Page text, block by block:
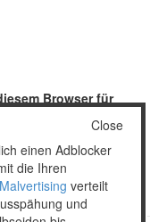
Browser für
Close
einen Adblocker
die Ihren
Malvertising verteilt
und